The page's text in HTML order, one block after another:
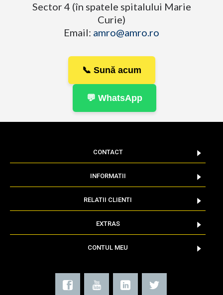
Sector 4 (în spatele spitalului Marie
Curie)
Email: amro@amro.ro
📞 Sună acum
💬 WhatsApp
CONTACT
INFORMATII
RELATII CLIENTI
EXTRAS
CONTUL MEU